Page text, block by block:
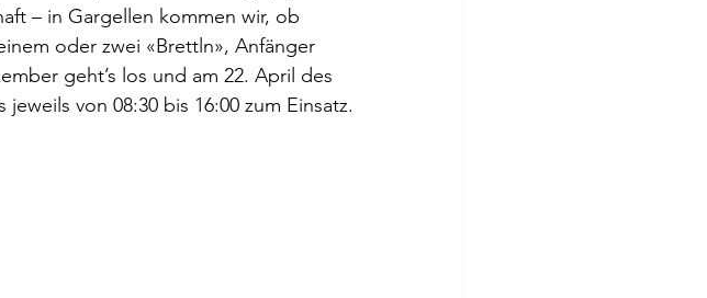
– in Gargellen kommen wir, ob
oder zwei «Brettln», Anfänger
geht’s los und am 22. April des
von 08:30 bis 16:00 zum Einsatz.